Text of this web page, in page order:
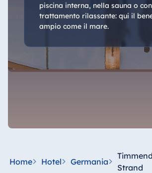
piscina interna, nella sauna o
trattamento rilassante: qui il
ampio come il mare.
Home Hotel Germania
Strand